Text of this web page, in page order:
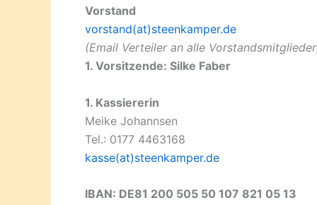
Vorstand
vorstand(at)steenkamper.de
(Email Verteiler an alle
1. Vorsitzende: Silke Faber
1. Kassiererin
Meike Johannsen
Tel.: 0177 4463168
kasse(at)steenkamper.de
IBAN: DE81 200 505 50 107 821 05 13